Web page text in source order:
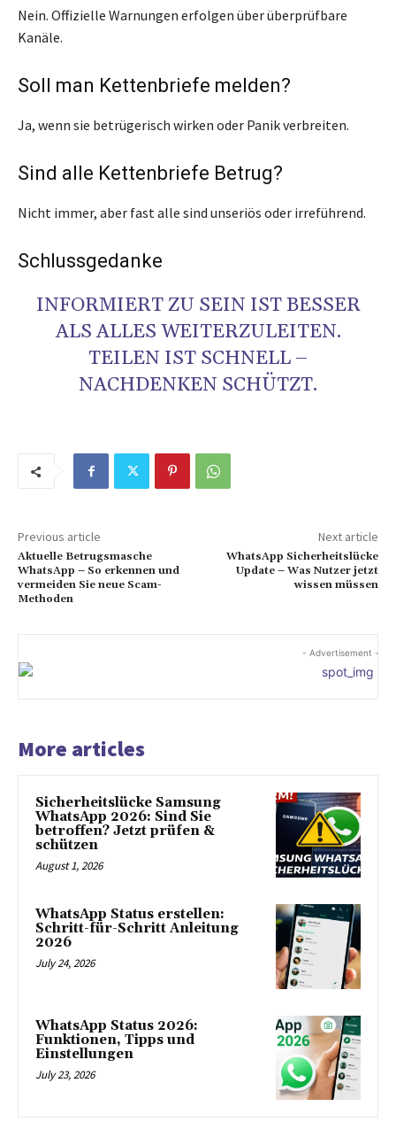
Nein. Offizielle Warnungen erfolgen über überprüfbare
Kanäle.
Soll man Kettenbriefe melden?
Ja, wenn sie betrügerisch wirken oder Panik verbreiten.
Sind alle Kettenbriefe Betrug?
Nicht immer, aber fast alle sind unseriös oder irreführend.
Schlussgedanke
INFORMIERT ZU SEIN IST BESSER
ALS ALLES WEITERZULEITEN.
TEILEN IST SCHNELL –
NACHDENKEN SCHÜTZT.
Previous article
Aktuelle Betrugsmasche
WhatsApp – So erkennen und
vermeiden Sie neue Scam-
Methoden
Next article
WhatsApp Sicherheitslücke
Update – Was Nutzer jetzt
wissen müssen
- Advertisement -
More articles
Sicherheitslücke Samsung
WhatsApp 2026: Sind Sie
betroffen? Jetzt prüfen &
schützen
August 1, 2026
WhatsApp Status erstellen:
Schritt-für-Schritt Anleitung
2026
July 24, 2026
WhatsApp Status 2026:
Funktionen, Tipps und
Einstellungen
July 23, 2026